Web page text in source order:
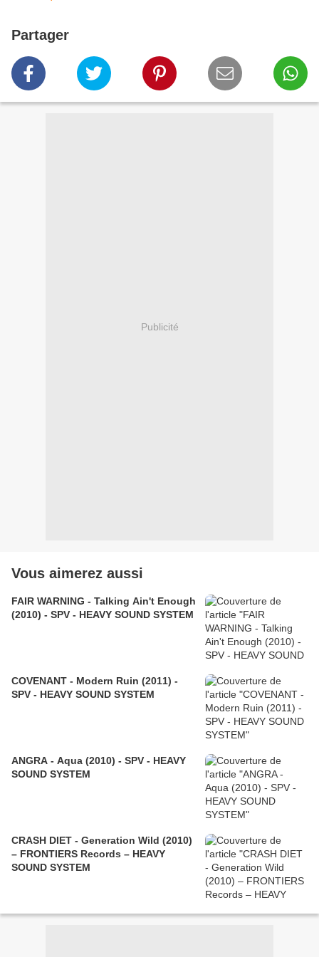
Partager
Publicité
Vous aimerez aussi
FAIR WARNING - Talking Ain't Enough
(2010) - SPV - HEAVY SOUND SYSTEM
COVENANT - Modern Ruin (2011) -
SPV - HEAVY SOUND SYSTEM
ANGRA - Aqua (2010) - SPV - HEAVY
SOUND SYSTEM
CRASH DIET - Generation Wild (2010)
– FRONTIERS Records – HEAVY
SOUND SYSTEM